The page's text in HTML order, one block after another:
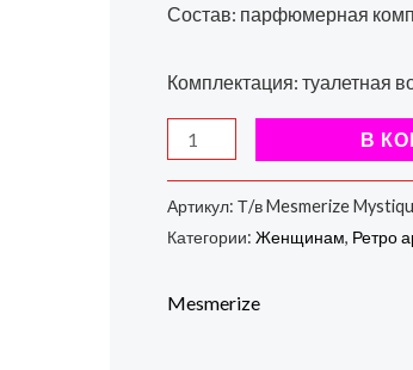
Состав: парфюмерная
Комплектация: туалетная
неё,
мл
В
Артикул: Т/в Mesmerize
Категории: Женщинам, Ретро
Mesmerize